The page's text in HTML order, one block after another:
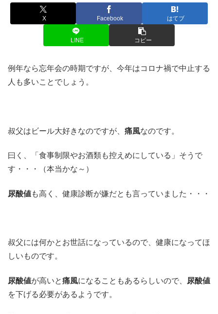
X Facebook はてブ
LINE コピー
例年なら忘年会の時期ですが、今年はコロナ禍で中止する
人も多いことでしょう。
叔父はビール大好きなのですが、 痛風なのです。
曰く、「食事制限やお酒類も控えめにしている」そうで
す・・・（本当かな～）
尿酸値も高く、健康診断が嫌だとも言っていました・・・
叔父には何かとお世話になっているので、健康になってほ
しいものです。
尿酸値が高いと痛風になることもあるらしいので、
尿酸値
を下げる必要があるようです。